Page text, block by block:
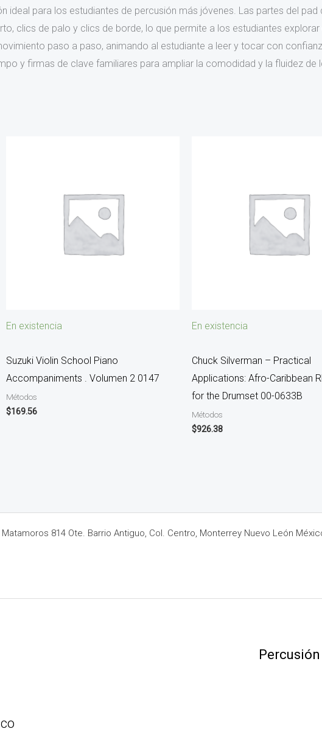
ideal para los estudiantes de percusión más jóvenes. Las partes del
clics de palo y clics de borde, lo que permite a los estudiantes
paso a paso, animando al estudiante a leer y tocar con
y firmas de clave familiares para ampliar la comodidad y la fluidez de
En existencia
Suzuki Violin School Piano
Accompaniments . Volumen 2 0147
Métodos
$169.56
En existencia
Chuck Silverman – Practical
Applications: Afro-Caribbean
for the Drumset 00-0633B
Métodos
$926.38
Matamoros 814 Ote. Barrio Antiguo, Col. Centro, Monterrey Nuevo León
Percusión